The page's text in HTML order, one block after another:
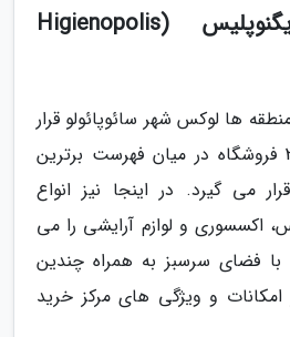
مرکز خرید هایگنوپلیس (Higienopolis
ها لوکس شهر سائوپائولو قرار
گرفته و با بیش از 305 فروشگاه در میان فهرست برترین
می گیرد. در اینجا نیز انواع
اکسسوری و لوازم آرایشی را می
با فضای سرسبز به همراه چندین
امکانات و ویژگی های مرکز خرید